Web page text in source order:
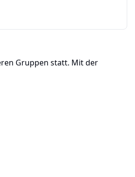
Gruppen statt. Mit der